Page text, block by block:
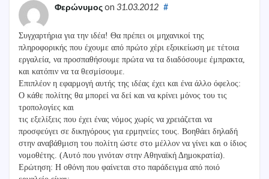
Φερώνυμοςon 31.03.2012 #
Συγχαρτήρια για την ιδέα! Θα πρέπει οι μηχανικοί της
πληροφορικής που έχουμε από πρώτο χέρι εξοικείωση με τέτοια
εργαλεία, να προσπαθήσουμε πρώτα να τα διαδόσουμε έμπρακτα,
και κατόπιν να τα θεσμίσουμε.
Επιπλέον η εφαρμογή αυτής της ιδέας έχει και ένα άλλο όφελος:
Ο κάθε πολίτης θα μπορεί να δεί και να κρίνει μόνος του τις
τροπολογίες και
τις εξελίξεις που έχει ένας νόμος χωρίς να χρειάζεται να
προσφεύγει σε δικηγόρους για ερμηνείες τους. Βοηθάει δηλαδή
στην αναβάθμιση του πολίτη ώστε στο μέλλον να γίνει και ο ίδιος
νομοθέτης. (Αυτό που γινόταν στην Αθηναϊκή Δημοκρατία).
Ερώτηση: Η οθόνη που φαίνεται στο παράδειγμα από ποιό